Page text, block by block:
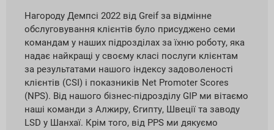
Нагороду Демпсі 2022 від Greif за відмінне
обслуговування клієнтів було присуджено семи
командам у наших підрозділах за їхню роботу, яка
надає найкращі у своєму класі послуги клієнтам
за результатами нашого індексу задоволеності
клієнтів (CSI) і показників Net Promoter Scores
(NPS). Від нашого бізнес-підрозділу GIP ми вітаємо
наші команди з Алжиру, Єгипту, Швеції та заводу
LSD у Шанхаї. Крім того, від PPS ми дякуємо